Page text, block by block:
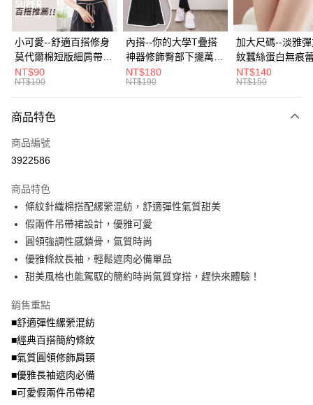
街口支付
悠遊付
Google Pay
全盈+PAY
大哥付你分期
【大哥付你分期使用說明】
1.本服務由台灣大哥大提供，台灣大哥大用戶可立即使用無須另外申請。
流程，驗證手機門號後，選擇欲分期的期數、繳款截止日，確認付款後即完
成交易。
3.實際核准額度、可分期數及費用金額請依後續交易確認頁面所載為準。
4.訂單成立30分鐘內，如未前往確認交易或遇審核未通過，訂單將自動取
法說明評估內容。
【繳款方式說明】
1.分期款項不併入電信帳單，「大哥付你分期」於每月結算日後寄送繳費提
醒簡訊。
帳／街口支付／iPASS MONEY」等通路繳費。
【注意事項】
1.本服務係由「台灣大哥大股份有限公司」（以下簡稱本公司）所提供，讓
用戶於交易時，得透過本服務購買商品或服務，並由商店將買賣／分期付款
買賣價金債權讓與本公司後，依約使用本公司帳單繳交帳款。
資料（包含姓名、電話或地址）提供予台灣大哥大進項蒐集、處理及利用，
AFTEE先享後付
【關於「AFTEE先享後付」】
AFTEE先享後付是「在收到商品之後才付款」的支付方式。 讓您購物簡單
便利好安心！
１．簡單：不需註冊會員、不需綁卡、不需儲值。
２．便利：只要手機號碼，簡訊認證，即可結帳。
３．安心：先確認商品／服務後，再付款。
【「AFTEE先享後付」結帳流程】
結帳頁面，進行簡訊認證並確認金額後，即可完成結帳。
３．收到繳費通知簡訊後14天內，點擊此簡訊中的連結，可透過四大超商／
ATM／網路銀行／等多元方式進行付款，方視為交易完成。
※ 請注意：結帳手續完成當下不需立刻繳費，但若您需要取消訂單，請聯絡
購買商品的店家。未經商家同意取消之訂單仍視為有效，需透過AFTEE先享
後付繳納相關費用。
※ 交易是否成功請以「AFTEE先享後付 」之結帳頁面顯示為準，若有關於
ATM付款
全家取貨付款
每筆NT$70，滿NT$699(含以上)免運費
付款後全家取貨
每筆NT$70，滿NT$699(含以上)免運費
7-11取貨付款
每筆NT$70，滿NT$799(含以上)免運費
付款後7-11取貨
小可愛--舒適百搭修身
莫代爾棉短版細肩帶素
色背心(白.黑.灰L-2L)-
U582眼圈熊中大尺碼
NT$90
NT$100
內搭--你的大學T疊搭
神器修飾臀部下擺萬用
內搭裙/遮臀裙(黑2L-
6L)-Q155眼圈熊中大
NT$180
NT$190
加大尺碼--淡雅
紋蠶絲蛋白無痕
角內褲(白.粉.藍.
3L)-L28眼圈熊中
NT$140
NT$150
商品特色
商品編號
3922586
商品特色
條紋針織棉搭配縲縈混紡，舒適彈性氣質甜美
假兩件吊帶裙設計，優雅可愛
圓領強調性感鎖骨，氣質時尚
優雅條紋長袖，輕鬆遮肉必備單品
甜美風格也能駕馭的簡約時尚氣質穿搭，趕快來體驗！
銷售重點
■舒適彈性縲縈混紡
■經典百搭簡約條紋
■氣質圓領修飾肩頸
■優雅長袖遮肉必備
■可愛假兩件吊帶裙